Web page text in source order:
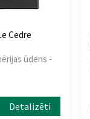
Cedre
ūdens -
Detalizēti